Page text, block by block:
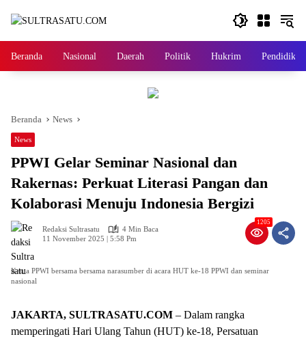
Beranda Nasional Daerah Politik Hukrim Pendidikan
Beranda News
News
PPWI Gelar Seminar Nasional dan
Rakernas: Perkuat Literasi Pangan dan
Kolaborasi Menuju Indonesia Bergizi
Redaksi Sultrasatu
4 Min Baca
11 November 2025 | 5:58 Pm
1205
Ketua PPWI bersama bersama narasumber di acara HUT ke-18 PPWI dan seminar
nasional
JAKARTA, SULTRASATU.COM – Dalam rangka
memperingati Hari Ulang Tahun (HUT) ke-18, Persatuan